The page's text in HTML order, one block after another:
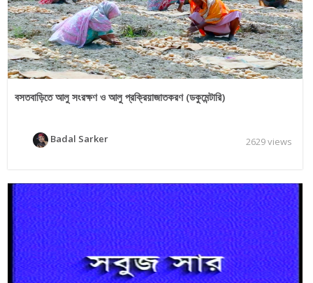
বসতবাড়িতে আলু সংরক্ষণ ও আলু প্রক্রিয়াজাতকরণ (ডকুমেন্টারি)
Badal Sarker 2629 views